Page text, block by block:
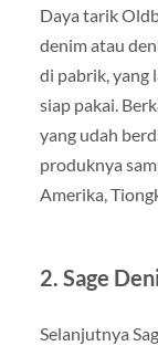
Daya tarik
denim atau
di pabrik, yang
siap pakai.
yang udah
produknya
Amerika,
2. Sage
Selanjutnya